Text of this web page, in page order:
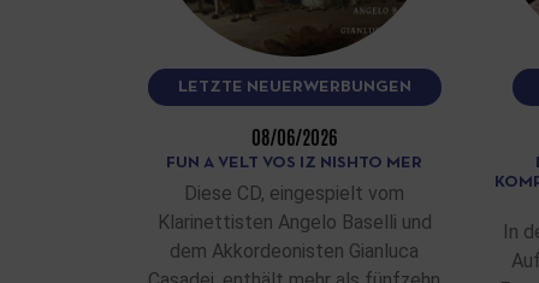
LETZTE NEUERWERBUNGEN
08/06/2026
FUN A VELT VOS IZ NISHTO MER
Diese CD, eingespielt vom
Klarinettisten Angelo Baselli und
dem Akkordeonisten Gianluca
In